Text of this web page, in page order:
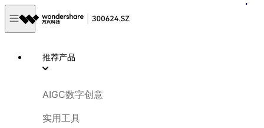
推荐产品
AIGC数字创意
实用工具